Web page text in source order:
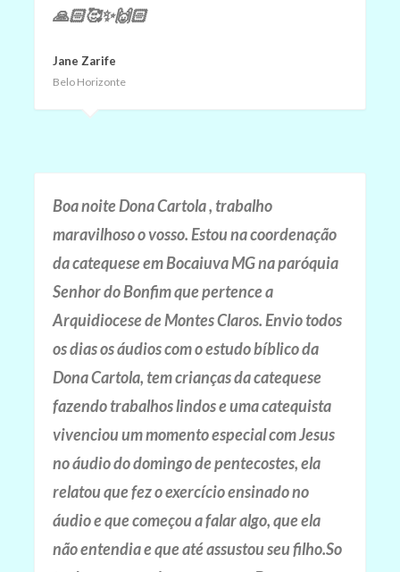
🙏🏻🥰✨🙌🏻
Jane Zarife
Belo Horizonte
Boa noite Dona Cartola , trabalho
maravilhoso o vosso. Estou na coordenação
da catequese em Bocaiuva MG na paróquia
Senhor do Bonfim que pertence a
Arquidiocese de Montes Claros. Envio todos
os dias os áudios com o estudo bíblico da
Dona Cartola, tem crianças da catequese
fazendo trabalhos lindos e uma catequista
vivenciou um momento especial com Jesus
no áudio do domingo de pentecostes, ela
relatou que fez o exercício ensinado no
áudio e que começou a falar algo, que ela
não entendia e que até assustou seu filho.So